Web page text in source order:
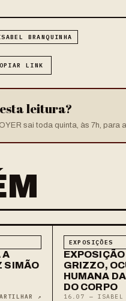
BRANQUINHA
LINK
leitura?
sai toda quinta, às 7h, para
A
SIMÃO
↗
EXPOSIÇÕES
GRIZZO,
HUMANA
DO CORPO
16.07 — ISABEL